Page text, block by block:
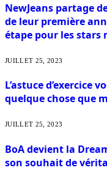
NewJeans partage
de leur première
étape pour les stars
JUILLET 25, 2023
L’astuce d’exercice
quelque chose que
JUILLET 25, 2023
BoA devient la
son souhait de